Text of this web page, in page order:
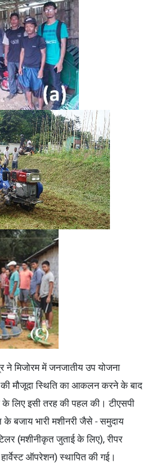
ने मिजोरम में जनजातीय उप योजना
की मौजूदा स्थिति का आकलन करने के बाद
लिए इसी तरह की पहल की। टीएसपी
बजाय भारी मशीनरी जैसे - समुदाय
(मशीनीकृत जुताई के लिए), रीपर
ऑपरेशन) स्थापित की गई।